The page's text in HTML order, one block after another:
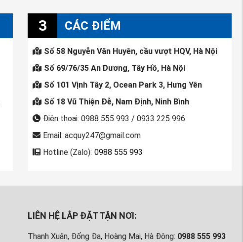
3 CÁC ĐIỂM
Số 58 Nguyễn Văn Huyên, cầu vượt HQV, Hà Nội
Số 69/76/35 An Dương, Tây Hồ, Hà Nội
Số 101 Vịnh Tây 2, Ocean Park 3, Hưng Yên
Số 18 Vũ Thiện Đễ, Nam Định, Ninh Bình
Điện thoại: 0988 555 993 / 0933 225 996
Email: acquy247@gmail.com
Hotline (Zalo): 0988 555 993
LIÊN HỆ LẮP ĐẶT TẬN NƠI:
Thanh Xuân, Đống Đa, Hoàng Mai, Hà Đông: 0988 555 993